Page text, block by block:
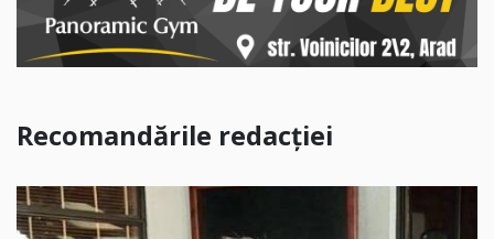
Recomandările redacției